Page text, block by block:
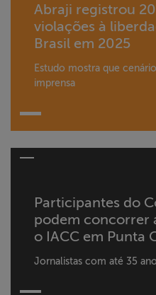
Abraji registrou
violações à
Brasil em 2025
Estudo mostra que
imprensa
Participantes do
podem concorrer
o IACC em Punta
Jornalistas com até 35